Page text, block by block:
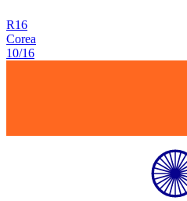
R16
Corea
10/16